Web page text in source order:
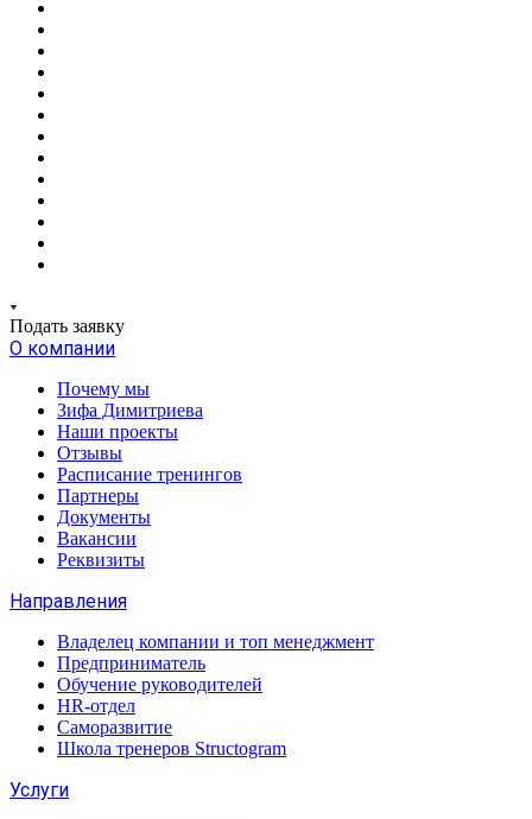
Подать заявку
О компании
Почему мы
Зифа Димитриева
Наши проекты
Отзывы
Расписание тренингов
Партнеры
Документы
Вакансии
Реквизиты
Направления
Владелец компании и топ менеджмент
Предприниматель
Обучение руководителей
HR-отдел
Саморазвитие
Школа тренеров Structogram
Услуги